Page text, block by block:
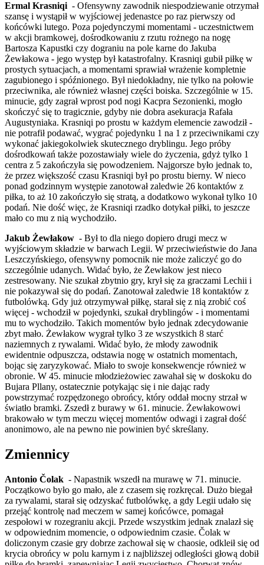
Ermal Krasniqi - Ofensywny zawodnik niespodziewanie otrzymał
szansę i wystąpił w wyjściowej jedenastce po raz pierwszy od
końcówki lutego. Poza pojedynczymi momentami - uczestnictwem
w akcji bramkowej, dośrodkowaniu z rzutu rożnego na nogę
Bartosza Kapustki czy dograniu na pole karne do Jakuba
Żewłakowa - jego występ był katastrofalny. Krasniqi gubił piłkę w
prostych sytuacjach, a momentami sprawiał wrażenie kompletnie
zagubionego i spóźnionego. Był niedokładny, nie tylko na połowie
przeciwnika, ale również własnej części boiska. Szczególnie w 15.
minucie, gdy zagrał wprost pod nogi Kacpra Sezonienki, mogło
skończyć się to tragicznie, gdyby nie dobra asekuracja Rafała
Augustyniaka. Krasniqi po prostu w każdym elemencie zawodził -
nie potrafił podawać, wygrać pojedynku 1 na 1 z przeciwnikami czy
wykonać jakiegokolwiek skutecznego dryblingu. Jego próby
dośrodkowań także pozostawiały wiele do życzenia, gdyż tylko 1
centra z 5 zakończyła się powodzeniem. Najgorsze było jednak to,
że przez większość czasu Krasniqi był po prostu bierny. W nieco
ponad godzinnym występie zanotował zaledwie 26 kontaktów z
piłka, to aż 10 zakończyło się stratą, a dodatkowo wykonał tylko 10
podań. Nie dość więc, że Krasniqi rzadko dotykał piłki, to jeszcze
mało co mu z nią wychodziło.
Jakub Żewłakow - Był to dla niego dopiero drugi mecz w
wyjściowym składzie w barwach Legii. W przeciwieństwie do Jana
Leszczyńskiego, ofensywny pomocnik nie może zaliczyć go do
szczególnie udanych. Widać było, że Żewłakow jest nieco
zestresowany. Nie szukał zbytnio gry, krył się za graczami Lechii i
nie pokazywał się do podań. Zanotował zaledwie 18 kontaktów z
futbolówką. Gdy już otrzymywał piłkę, starał się z nią zrobić coś
więcej - wchodził w pojedynki, szukał dryblingów - i momentami
mu to wychodziło. Takich momentów było jednak zdecydowanie
zbyt mało. Żewłakow wygrał tylko 3 ze wszystkich 8 starć
naziemnych z rywalami. Widać było, że młody zawodnik
ewidentnie odpuszcza, odstawia nogę w ostatnich momentach,
bojąc się zaryzykować. Miało to swoje konsekwencje również w
obronie. W 45. minucie młodzieżowiec zawahał się w doskoku do
Bujara Pllany, ostatecznie potykając się i nie dając rady
powstrzymać rozpędzonego obrońcy, który oddał mocny strzał w
światło bramki. Zszedł z burawy w 61. minucie. Żewłakowowi
brakowało w tym meczu więcej momentów odwagi i zagrał dość
anonimowo, ale na pewno nie powinien być skreślany.
Zmiennicy
Antonio Čolak - Napastnik wszedł na murawę w 71. minucie.
Początkowo było go mało, ale z czasem się rozkręcał. Dużo biegał
za rywalami, starał się odzyskać futbolówkę, a gdy Legii udało się
przejąć kontrolę nad meczem w samej końcówce, pomagał
zespołowi w rozegraniu akcji. Przede wszystkim jednak znalazł się
w odpowiednim momencie, o odpowiednim czasie. Čolak w
doliczonym czasie gry dobrze zachował się w chaosie, odkleił się od
krycia obrońcy w polu karnym i z najbliższej odległości głową dobił